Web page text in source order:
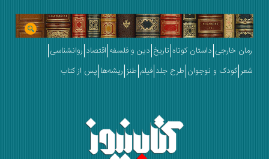
خارجی داستان کوتاه تاریخ دین و فلسفه اقتصاد روانشناسی
کودک و نوجوان طرح جلد فیلم طنز ریشه‌ها پس از کتاب